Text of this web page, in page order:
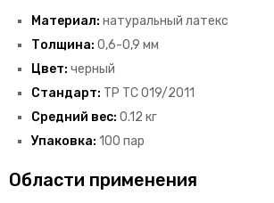
Материал: натуральный латекс
Толщина: 0,6-0,9 мм
Цвет: черный
Стандарт: ТР ТС 019/2011
Средний вес: 0.12 кг
Упаковка: 100 пар
Области применения